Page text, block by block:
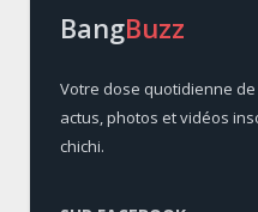
BangBuzz
Votre dose quotidienne
actus, photos et vidéos
chichi.